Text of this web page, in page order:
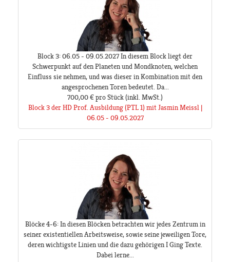
Block 3: 06.05 - 09.05.2027 In diesem Block liegt der
Schwerpunkt auf den Planeten und Mondknoten, welchen
Einfluss sie nehmen, und was dieser in Kombination mit den
angesprochenen Toren bedeutet. Da...
700,00 €pro Stück(inkl. MwSt.)
Block 3 der HD Prof. Ausbildung (PTL 1) mit Jasmin Meissl |
06.05 - 09.05.2027
Blöcke 4-6: In diesen Blöcken betrachten wir jedes Zentrum in
seiner existentiellen Arbeitsweise, sowie seine jeweiligen Tore,
deren wichtigste Linien und die dazu gehörigen I Ging Texte.
Dabei lerne...